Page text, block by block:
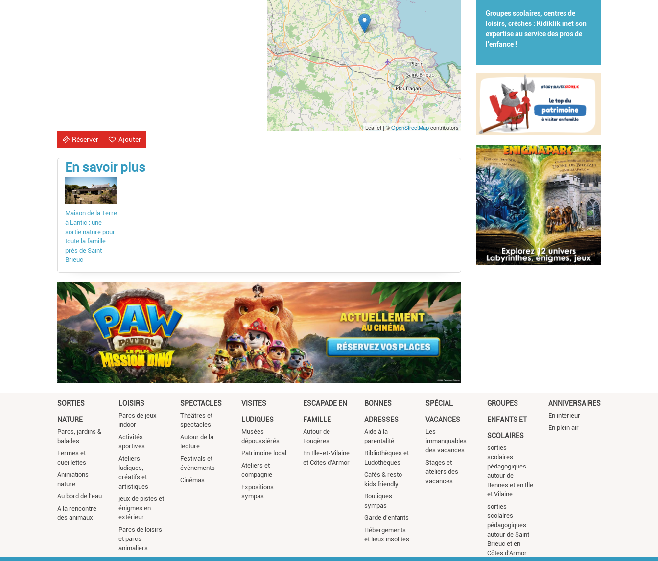
Leaflet | ©OpenStreetMapcontributors
Ajouter
Réserver
En savoir plus
Maison de la Terre
à Lantic : une
sortie nature pour
toute la famille
près de Saint-
Brieuc
Groupes scolaires, centres de
loisirs, crèches : Kidiklik met son
expertise au service des pros de
l'enfance !
SORTIES
NATURE
Parcs, jardins &
balades
Fermes et
cueillettes
Animations
nature
Au bord de l'eau
A la rencontre
des animaux
LOISIRS
Parcs de jeux
indoor
Activités
sportives
Ateliers
ludiques,
créatifs et
artistiques
jeux de pistes et
énigmes en
extérieur
Parcs de loisirs
et parcs
animaliers
SPECTACLES
Théâtres et
spectacles
Autour de la
lecture
Festivals et
évènements
Cinémas
VISITES
LUDIQUES
Musées
dépoussiérés
Patrimoine local
Ateliers et
compagnie
Expositions
sympas
ESCAPADE EN
FAMILLE
Autour de
Fougères
En Ille-et-Vilaine
et Côtes d'Armor
BONNES
ADRESSES
Aide à la
parentalité
Bibliothèques et
Ludothèques
Cafés & resto
kids friendly
Boutiques
sympas
Garde d'enfants
Hébergements
et lieux insolites
SPÉCIAL
VACANCES
Les
immanquables
des vacances
Stages et
ateliers des
vacances
GROUPES
ENFANTS ET
SCOLAIRES
sorties
scolaires
pédagogiques
autour de
Rennes et en Ille
et Vilaine
sorties
scolaires
pédagogiques
autour de Saint-
Brieuc et en
Côtes d'Armor
ANNIVERSAIRES
En intérieur
En plein air